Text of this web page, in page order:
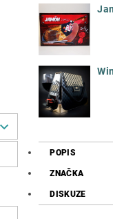
POPIS
ZNAČKA
DISKUZE